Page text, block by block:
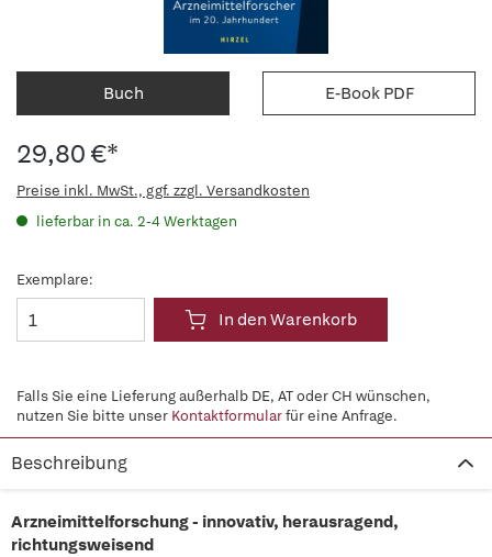
Buch E-Book PDF
29,80 €*
Preise inkl. MwSt., ggf. zzgl. Versandkosten
lieferbar in ca. 2-4 Werktagen
Exemplare:
In den Warenkorb
Falls Sie eine Lieferung außerhalb DE, AT oder CH wünschen,
nutzen Sie bitte unser Kontaktformularfür eine Anfrage.
Beschreibung
Arzneimittelforschung - innovativ, herausragend,
richtungsweisend